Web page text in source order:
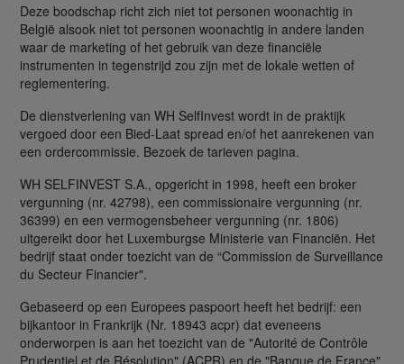
Deze boodschap richt zich niet tot personen woonachtig in
België alsook niet tot personen woonachtig in andere landen
waar de marketing of het gebruik van deze financiële
instrumenten in tegenstrijd zou zijn met de lokale wetten of
reglementering.
De dienstverlening van WH SelfInvest wordt in de praktijk
vergoed door een Bied-Laat spread en/of het aanrekenen van
een ordercommissie. Bezoek de tarieven pagina.
WH SELFINVEST S.A., opgericht in 1998, heeft een broker
vergunning (nr. 42798), een commissionaire vergunning (nr.
36399) en een vermogensbeheer vergunning (nr. 1806)
uitgereikt door het Luxemburgse Ministerie van Financiën. Het
bedrijf staat onder toezicht van de “Commission de Surveillance
du Secteur Financier".
Gebaseerd op een Europees paspoort heeft het bedrijf: een
bijkantoor in Frankrijk (Nr. 18943 acpr) dat eveneens
onderworpen is aan het toezicht van de "Autorité de Contrôle
Prudentiel et de Résolution" (ACPR) en de "Banque de France"